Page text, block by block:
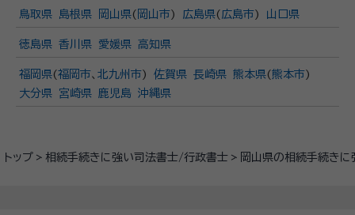
トップ 相続手続きに強い司法書士/行政書士 岡山県の相続手続き
鳥取県 島根県 岡山県( 岡山市) 広島県( 広島市) 山口県
徳島県 香川県 愛媛県 高知県
福岡県(福岡市、 北九州市) 佐賀県 長崎県 熊本県(熊本市)
大分県
宮崎県 鹿児島 沖縄県